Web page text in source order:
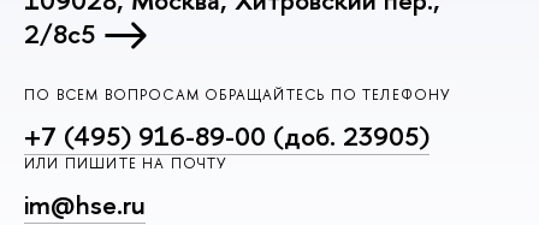
2/8с5
ПО ВСЕМ ВОПРОСАМ ОБРАЩАЙТЕСЬ ПО ТЕЛЕФОНУ
+7 (495) 916-89-00 (доб. 23905)
ИЛИ ПИШИТЕ НА ПОЧТУ
im@hse.ru